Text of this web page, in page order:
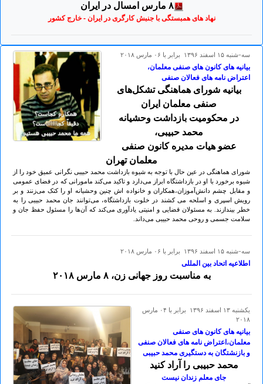
۸ مارس امسال در ایران
نهاد های همبستگی با جنبش کارگری در ایران - خارج کشور
سه-شنبه ۱۵ اسفند ۱۳۹۶ برابر با ۰۶ مارس ۲۰۱۸
بیانیه های کانون های صنفی معلمان،
اعتراض نامه های فعالان صنفی
بیانیه شورای هماهنگی تشکل‌های
صنفی معلمان ایران
در محکومیت بازداشت وحشیانه
محمد حبیبی،
عضو هیات مدیره کانون صنفی
معلمان تهران
شورای هماهنگی در عین حال با توجه به شیوه بازداشت محمد حبیبی نگرانی عمیق خود را از
شیوه برخورد با او در بازداشتگاه ابراز می‌دارد و تاکید می‌کند مامورانی که در فضای عمومی
و مقابل چشم دانش‌آموزان،همکاران و خانواده اش چنین وحشیانه او را کتک می‌زنند و بر
رويش اسپری و اسلحه مى كشند در خلوت بازداشتگاه، می‌توانند جان محمد حبیبی را به
خطر بیندازند. به مسئولان قضایی و امنیتی یادآوری می‌کند که آن‌ها را مسئول حفظ جان و
سلامت جسمی و روحی محمد حبیبی می‌داند.
سه-شنبه ۱۵ اسفند ۱۳۹۶ برابر با ۰۶ مارس ۲۰۱۸
اطلاعیه اتحاد بین المللی
به مناسبت روز جهانی زن، ۸ مارس ۲٠۱۸
يكشنبه ۱۳ اسفند ۱۳۹۶ برابر با ۰۴ مارس
۲۰۱۸
بیانیه های کانون های صنفی
معلمان،اعتراض نامه های فعالان صنفی
و بازنشتگان به دستگیری محمد حبیبی
محمد حبیبی را آراد کنید
جای معلم زندان نیست